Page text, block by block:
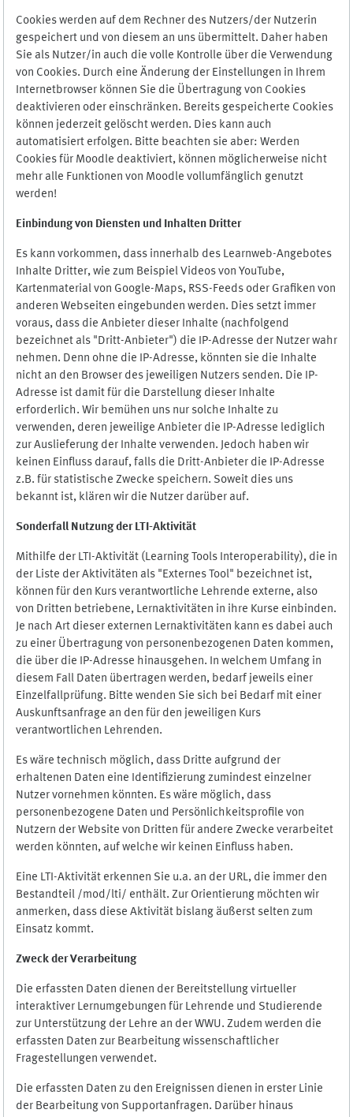
Cookies werden auf dem Rechner des Nutzers/der Nutzerin
gespeichert und von diesem an uns übermittelt. Daher haben
Sie als Nutzer/in auch die volle Kontrolle über die Verwendung
von Cookies. Durch eine Änderung der Einstellungen in Ihrem
Internetbrowser können Sie die Übertragung von Cookies
deaktivieren oder einschränken. Bereits gespeicherte Cookies
können jederzeit gelöscht werden. Dies kann auch
automatisiert erfolgen. Bitte beachten sie aber: Werden
Cookies für Moodle deaktiviert, können möglicherweise nicht
mehr alle Funktionen von Moodle vollumfänglich genutzt
werden!
Einbindung von Diensten und Inhalten Dritter
Es kann vorkommen, dass innerhalb des Learnweb-Angebotes
Inhalte Dritter, wie zum Beispiel Videos von YouTube,
Kartenmaterial von Google-Maps, RSS-Feeds oder Grafiken von
anderen Webseiten eingebunden werden. Dies setzt immer
voraus, dass die Anbieter dieser Inhalte (nachfolgend
bezeichnet als "Dritt-Anbieter") die IP-Adresse der Nutzer wahr
nehmen. Denn ohne die IP-Adresse, könnten sie die Inhalte
nicht an den Browser des jeweiligen Nutzers senden. Die IP-
Adresse ist damit für die Darstellung dieser Inhalte
erforderlich. Wir bemühen uns nur solche Inhalte zu
verwenden, deren jeweilige Anbieter die IP-Adresse lediglich
zur Auslieferung der Inhalte verwenden. Jedoch haben wir
keinen Einfluss darauf, falls die Dritt-Anbieter die IP-Adresse
z.B. für statistische Zwecke speichern. Soweit dies uns
bekannt ist, klären wir die Nutzer darüber auf.
Sonderfall Nutzung der LTI-Aktivität
Mithilfe der LTI-Aktivität (Learning Tools Interoperability), die in
der Liste der Aktivitäten als "Externes Tool" bezeichnet ist,
können für den Kurs verantwortliche Lehrende externe, also
von Dritten betriebene, Lernaktivitäten in ihre Kurse einbinden.
Je nach Art dieser externen Lernaktivitäten kann es dabei auch
zu einer Übertragung von personenbezogenen Daten kommen,
die über die IP-Adresse hinausgehen. In welchem Umfang in
diesem Fall Daten übertragen werden, bedarf jeweils einer
Einzelfallprüfung. Bitte wenden Sie sich bei Bedarf mit einer
Auskunftsanfrage an den für den jeweiligen Kurs
verantwortlichen Lehrenden.
Es wäre technisch möglich, dass Dritte aufgrund der
erhaltenen Daten eine Identifizierung zumindest einzelner
Nutzer vornehmen könnten. Es wäre möglich, dass
personenbezogene Daten und Persönlichkeitsprofile von
Nutzern der Website von Dritten für andere Zwecke verarbeitet
werden könnten, auf welche wir keinen Einfluss haben.
Eine LTI-Aktivität erkennen Sie u.a. an der URL, die immer den
Bestandteil /mod/lti/ enthält. Zur Orientierung möchten wir
anmerken, dass diese Aktivität bislang äußerst selten zum
Einsatz kommt.
Zweck der Verarbeitung
Die erfassten Daten dienen der Bereitstellung virtueller
interaktiver Lernumgebungen für Lehrende und Studierende
zur Unterstützung der Lehre an der WWU. Zudem werden die
erfassten Daten zur Bearbeitung wissenschaftlicher
Fragestellungen verwendet.
Die erfassten Daten zu den Ereignissen dienen in erster Linie
der Bearbeitung von Supportanfragen. Darüber hinaus